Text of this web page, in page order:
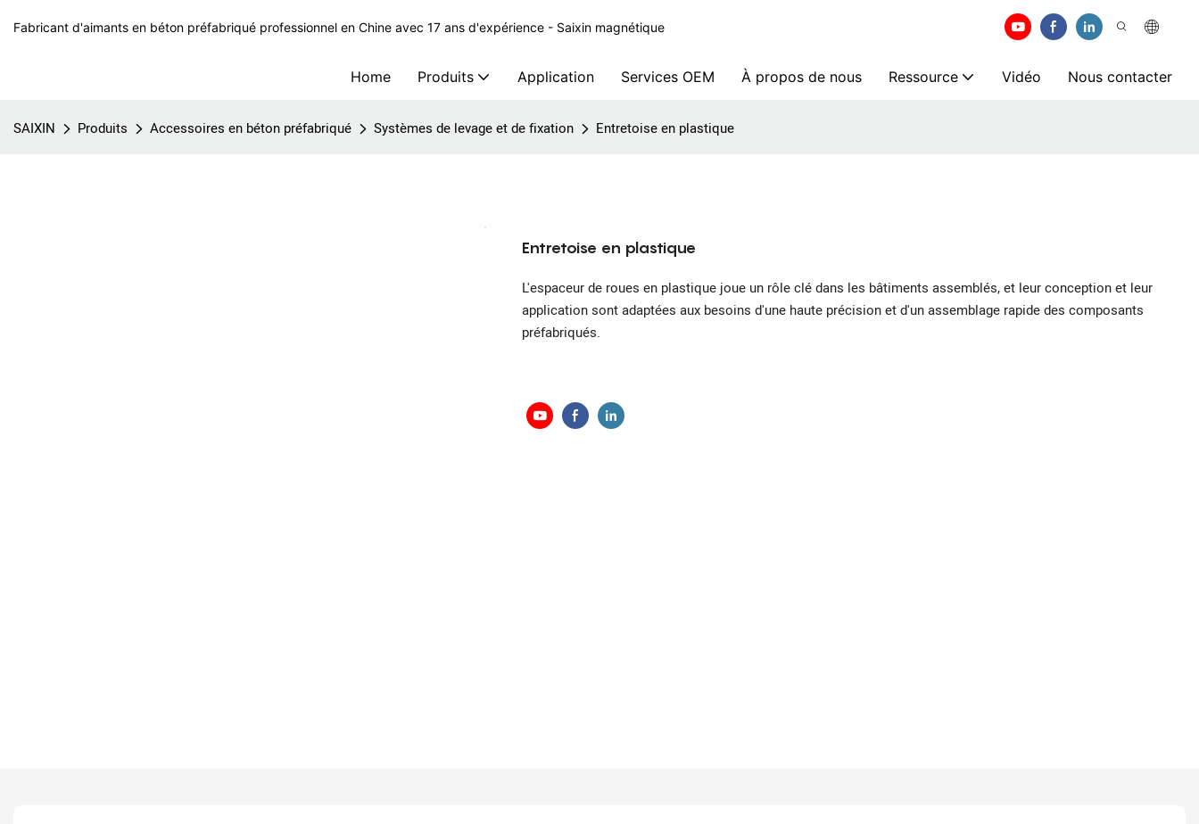
Fabricant d'aimants en béton préfabriqué professionnel en Chine avec 17 ans d'expérience - Saixin magnétique
Home Produits Application Services OEM À propos de nous Ressource Vidéo Nous contacter
SAIXIN Produits Accessoires en béton préfabriqué Systèmes de levage et de fixation Entretoise en plastique
Entretoise en plastique
L'espaceur de roues en plastique joue un rôle clé dans les bâtiments assemblés, et leur conception et leur
application sont adaptées aux besoins d'une haute précision et d'un assemblage rapide des composants
préfabriqués.